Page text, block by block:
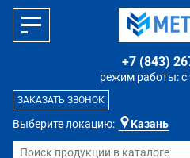
Выберите локацию: Казань
режим работы: с
+7 (843)
ЗАКАЗАТЬ ЗВОНОК